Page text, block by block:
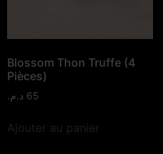
Blossom Thon Truffe (4
Pièces)
65 د.م.
Ajouter au panier